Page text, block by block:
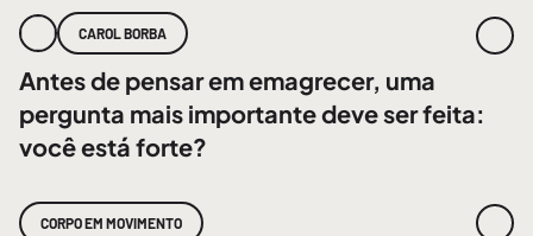
CAROL BORBA
Antes de pensar em emagrecer, uma
pergunta mais importante deve ser feita:
você está forte?
CORPO EM MOVIMENTO